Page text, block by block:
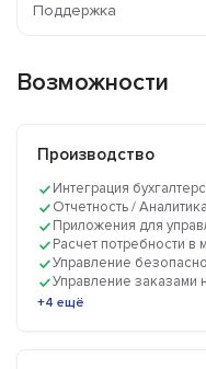
Поддержка
Возможности
Производство
Интеграция
Отчетность / Аналитика
Приложения для
Расчет потребности в
Управление
Управление заказами
+4 ещё